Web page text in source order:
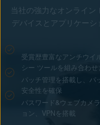
当社の強力なオンライン
デバイスとアプリケー
受賞歴豊富なアンチウイ
シー ツールを組み合わせ
パッチ管理を搭載し、パ
安全性を確保
パスワード&ウェブカメ
ョン、VPNを搭載